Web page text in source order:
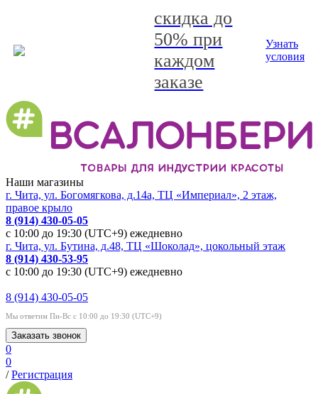
скидка до
50% при
каждом
заказе
Узнать
условия
Наши магазины
г. Чита, ул. Богомягкова, д.14а, ТЦ «Империал», 2 этаж,
правое крыло
8 (914) 430-05-05
с 10:00 до 19:30 (UTC+9) ежедневно
г. Чита, ул. Бутина, д.48, ТЦ «Шоколад», цокольный этаж
8 (914) 430-53-95
с 10:00 до 19:30 (UTC+9) ежедневно
8 (914) 430-05-05
Мы ответим Пн-Вс с 10:00 до 19:30 (UTC+9)
Заказать звонок
0
0
/ Регистрация